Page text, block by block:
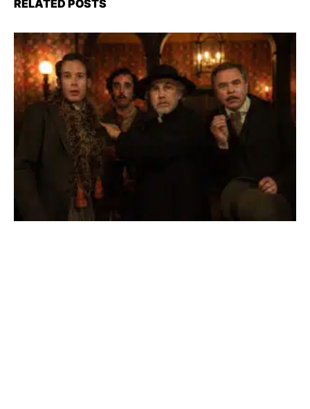
RELATED POSTS